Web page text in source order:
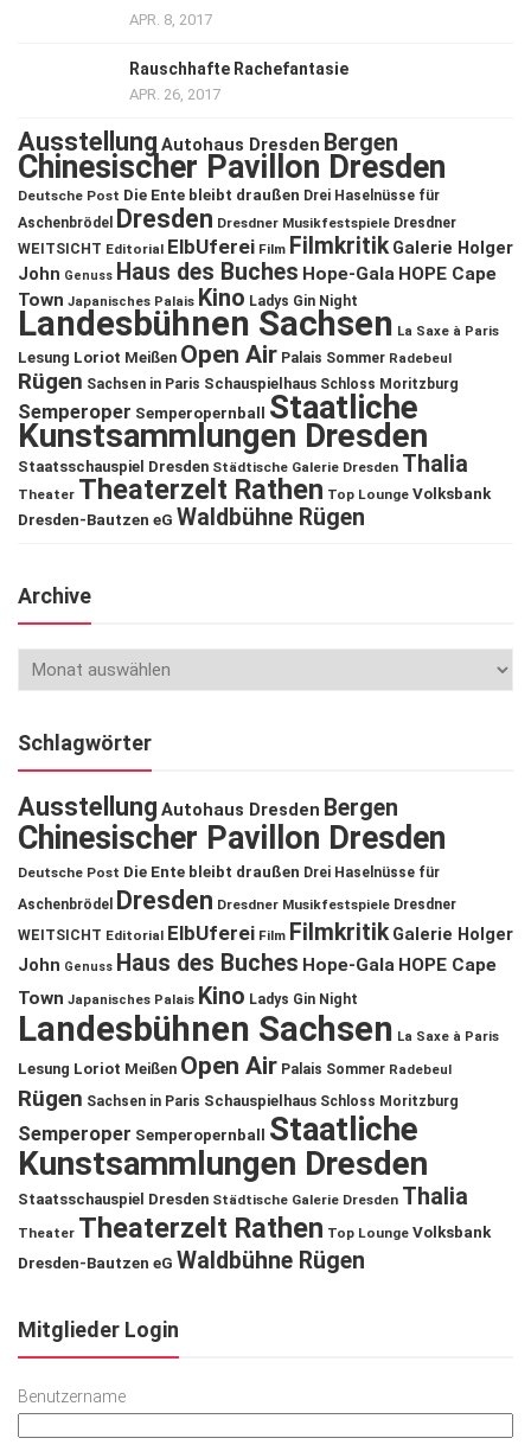
APR. 8, 2017
Rauschhafte Rachefantasie
APR. 26, 2017
Ausstellung Autohaus Dresden Bergen
Chinesischer Pavillon Dresden
Deutsche Post Die Ente bleibt draußen Drei Haselnüsse für
Aschenbrödel
Dresden Dresdner Musikfestspiele Dresdner
WEITSICHT Editorial ElbUferei Film Filmkritik Galerie Holger
John Genuss Haus des Buches Hope-Gala HOPE Cape
Town Japanisches Palais Kino Ladys Gin Night
Landesbühnen Sachsen La Saxe à Paris
Lesung Loriot Meißen Open Air Palais Sommer Radebeul
Rügen Sachsen in Paris Schauspielhaus Schloss Moritzburg
Semperoper Semperopernball Staatliche
Kunstsammlungen Dresden
Staatsschauspiel Dresden Städtische Galerie Dresden Thalia
Theater Theaterzelt Rathen Top Lounge Volksbank
Dresden-Bautzen eG Waldbühne Rügen
Archive
Schlagwörter
Ausstellung Autohaus Dresden Bergen
Chinesischer Pavillon Dresden
Deutsche Post Die Ente bleibt draußen Drei Haselnüsse für
Aschenbrödel
Dresden Dresdner Musikfestspiele Dresdner
WEITSICHT Editorial ElbUferei Film Filmkritik Galerie Holger
John Genuss Haus des Buches Hope-Gala HOPE Cape
Town Japanisches Palais Kino Ladys Gin Night
Landesbühnen Sachsen La Saxe à Paris
Lesung Loriot Meißen Open Air Palais Sommer Radebeul
Rügen Sachsen in Paris Schauspielhaus Schloss Moritzburg
Semperoper Semperopernball
Staatliche
Kunstsammlungen Dresden
Staatsschauspiel Dresden Städtische Galerie Dresden Thalia
Theater Theaterzelt Rathen Top Lounge Volksbank
Dresden-Bautzen eG Waldbühne Rügen
Mitglieder Login
Benutzername